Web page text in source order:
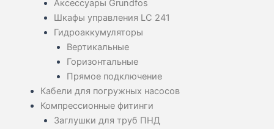
Аксессуары Grundfos
Шкафы управления LC 241
Гидроаккумуляторы
Вертикальные
Горизонтальные
Прямое подключение
Кабели для погружных насосов
Компрессионные фитинги
Заглушки для труб ПНД